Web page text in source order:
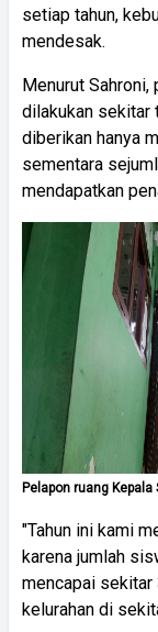
setiap tahun,
mendesak.
Menurut
dilakukan sekitar
diberikan hanya
sementara
mendapatkan
Pelapon ruang Kepala
"Tahun ini kami
karena jumlah
mencapai sekitar
kelurahan di